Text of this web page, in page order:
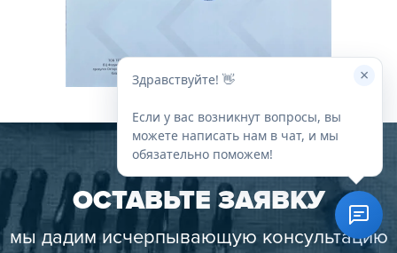
Здравствуйте! 👋
Если у вас возникнут вопросы, вы
можете написать нам в чат, и мы
обязательно поможем!
×
ОСТАВЬТЕ ЗАЯВКУ
мы дадим исчерпывающую консультацию